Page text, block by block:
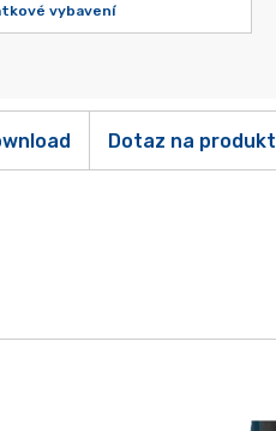
vybavení
Dotaz na produkt